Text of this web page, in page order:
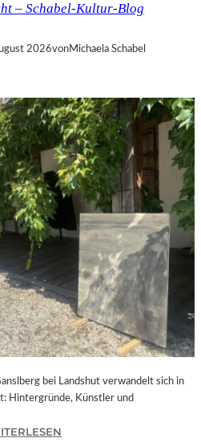
– Schabel-Kultur-Blog
2026vonMichaela Schabel
bei Landshut verwandelt sich in
Hintergründe, Künstler und